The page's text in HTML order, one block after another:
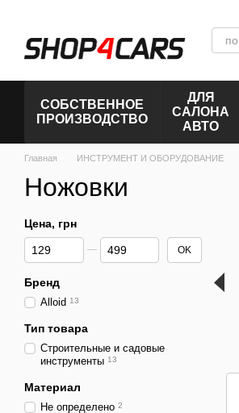
СОБСТВЕННОЕ
ПРОИЗВОДСТВО
ДЛЯ
САЛОНА
АВТО
Главная ИНСТРУМЕНТ И ОБОРУДОВАНИЕ
Ножовки
Цена, грн
От Цена, грн
До Цена, грн OK
Бренд
Alloid 13
Тип товара
Строительные и садовые
инструменты 13
Материал
Не определено 2